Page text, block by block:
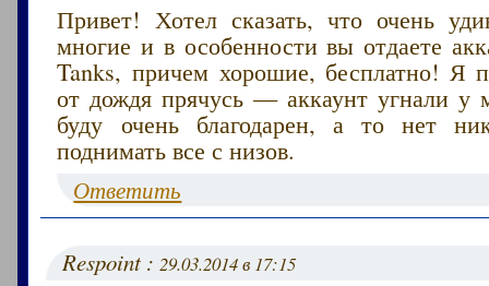
Привет! Хотел сказать, что очень
многие и в особенности вы отдаете
Tanks, причем хорошие, бесплатно! Я
от дождя прячусь — аккаунт угнали у
буду очень благодарен, а то нет
поднимать все с низов.
Ответить
Respoint :29.03.2014 в 17:15